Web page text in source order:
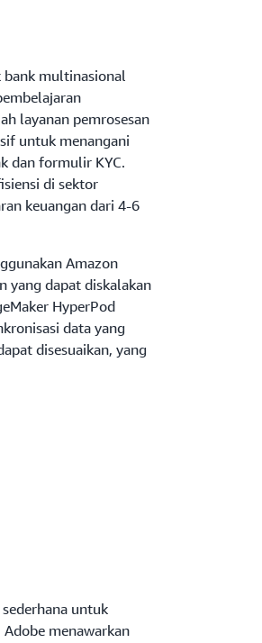
bank multinasional
layanan pemrosesan
untuk menangani
dan formulir KYC.
di sektor
keuangan dari 4-6
Amazon
yang dapat diskalakan
HyperPod
data yang
disesuaikan, yang
untuk
menawarkan